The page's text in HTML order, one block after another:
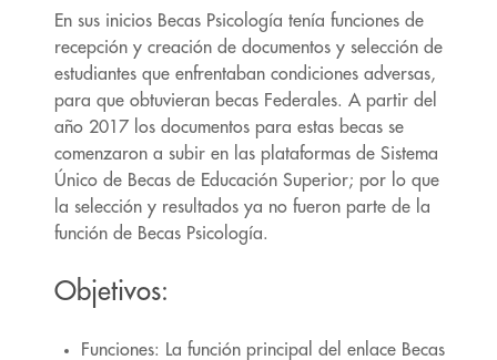
En sus inicios Becas Psicología tenía funciones de
recepción y creación de documentos y selección de
estudiantes que enfrentaban condiciones adversas,
para que obtuvieran becas Federales. A partir del
año 2017 los documentos para estas becas se
comenzaron a subir en las plataformas de Sistema
Único de Becas de Educación Superior; por lo que
la selección y resultados ya no fueron parte de la
función de Becas Psicología.
Objetivos:
Funciones: La función principal del enlace Becas